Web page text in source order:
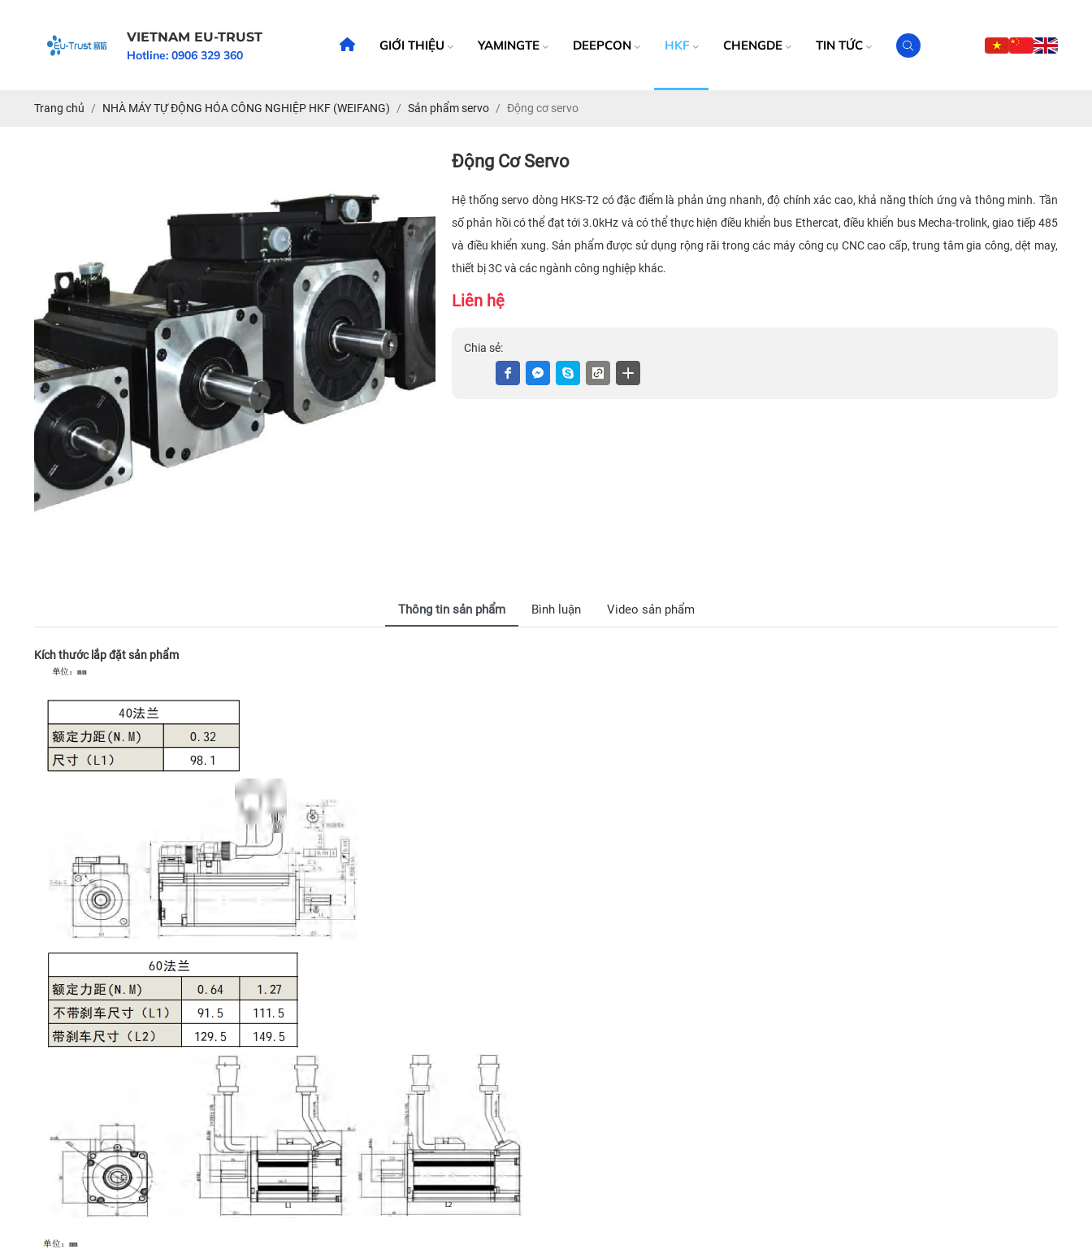
VIETNAM EU-TRUST
Hotline: 0906 329 360
GIỚI THIỆU YAMINGTE DEEPCON HKF CHENGDE TIN TỨC
Trang chủ NHÀ MÁY TỰ ĐỘNG HÓA CÔNG NGHIỆP HKF (WEIFANG) Sản phẩm servo Động cơ servo
Động Cơ Servo
Hệ thống servo dòng HKS-T2 có đặc điểm là phản ứng nhanh, độ chính xác cao, khả năng thích ứng và thông minh. Tần
số phản hồi có thể đạt tới 3.0kHz và có thể thực hiện điều khiển bus Ethercat, điều khiển bus Mecha-trolink, giao tiếp 485
và điều khiển xung. Sản phẩm được sử dụng rộng rãi trong các máy công cụ CNC cao cấp, trung tâm gia công, dệt may,
thiết bị 3C và các ngành công nghiệp khác.
Liên hệ
Chia sẻ:
Thông tin sản phẩm Bình luận Video sản phẩm
Kích thước lắp đặt sản phẩm